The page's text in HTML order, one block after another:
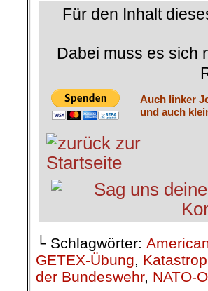
Für den Inhalt
Dabei muss es sich
Auch linker
und auch
└ Schlagwörter:
GETEX-Übung
der Bundeswehr, NATO-